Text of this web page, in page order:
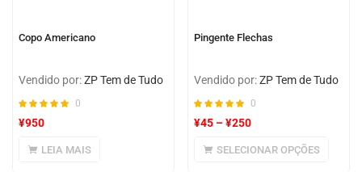
Copo Americano
Vendido por:ZP Tem de Tudo
0
¥950
LEIA MAIS
Pingente Flechas
Vendido por:ZP Tem de Tudo
0
¥45 –¥250
SELECIONAR OPÇÕES